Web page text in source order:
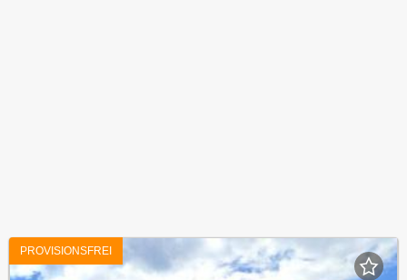
PROVISIONSFREI